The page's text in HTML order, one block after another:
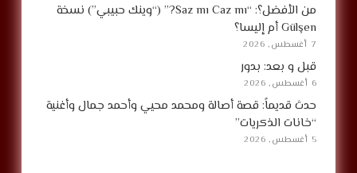
من الأفضل؟: “Saz mı Caz mı?” (“وينك حبيبي”) نسخة
Gülşen أم إليسا؟
7 أغسطس, 2026
قبل و بعد: بدور
6 أغسطس, 2026
حدث قديماً: قصة أصالة ومحمد محيي وأحمد جمال وأغنية
“خانات الذكريات”
5 أغسطس, 2026